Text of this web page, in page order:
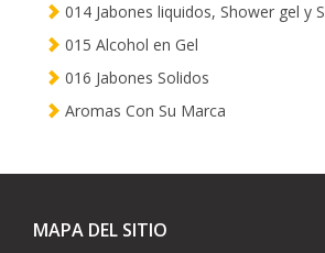
014 Jabones liquidos, Shower gel y
015 Alcohol en Gel
016 Jabones Solidos
Aromas Con Su Marca
MAPA DEL SITIO